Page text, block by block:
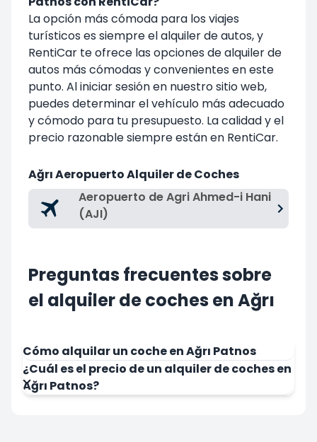
La opción más cómoda para los viajes
turísticos es siempre el alquiler de autos, y
RentiCar te ofrece las opciones de alquiler de
autos más cómodas y convenientes en este
punto. Al iniciar sesión en nuestro sitio web,
puedes determinar el vehículo más adecuado
y cómodo para tu presupuesto. La calidad y el
precio razonable siempre están en RentiCar.
Ağrı Aeropuerto Alquiler de Coches
Aeropuerto de Agri Ahmed-i Hani
(AJI)
Preguntas frecuentes sobre
el alquiler de coches en Ağrı
Cómo alquilar un coche en Ağrı Patnos
¿Cuál es el precio de un alquiler de coches en
Ağrı Patnos?